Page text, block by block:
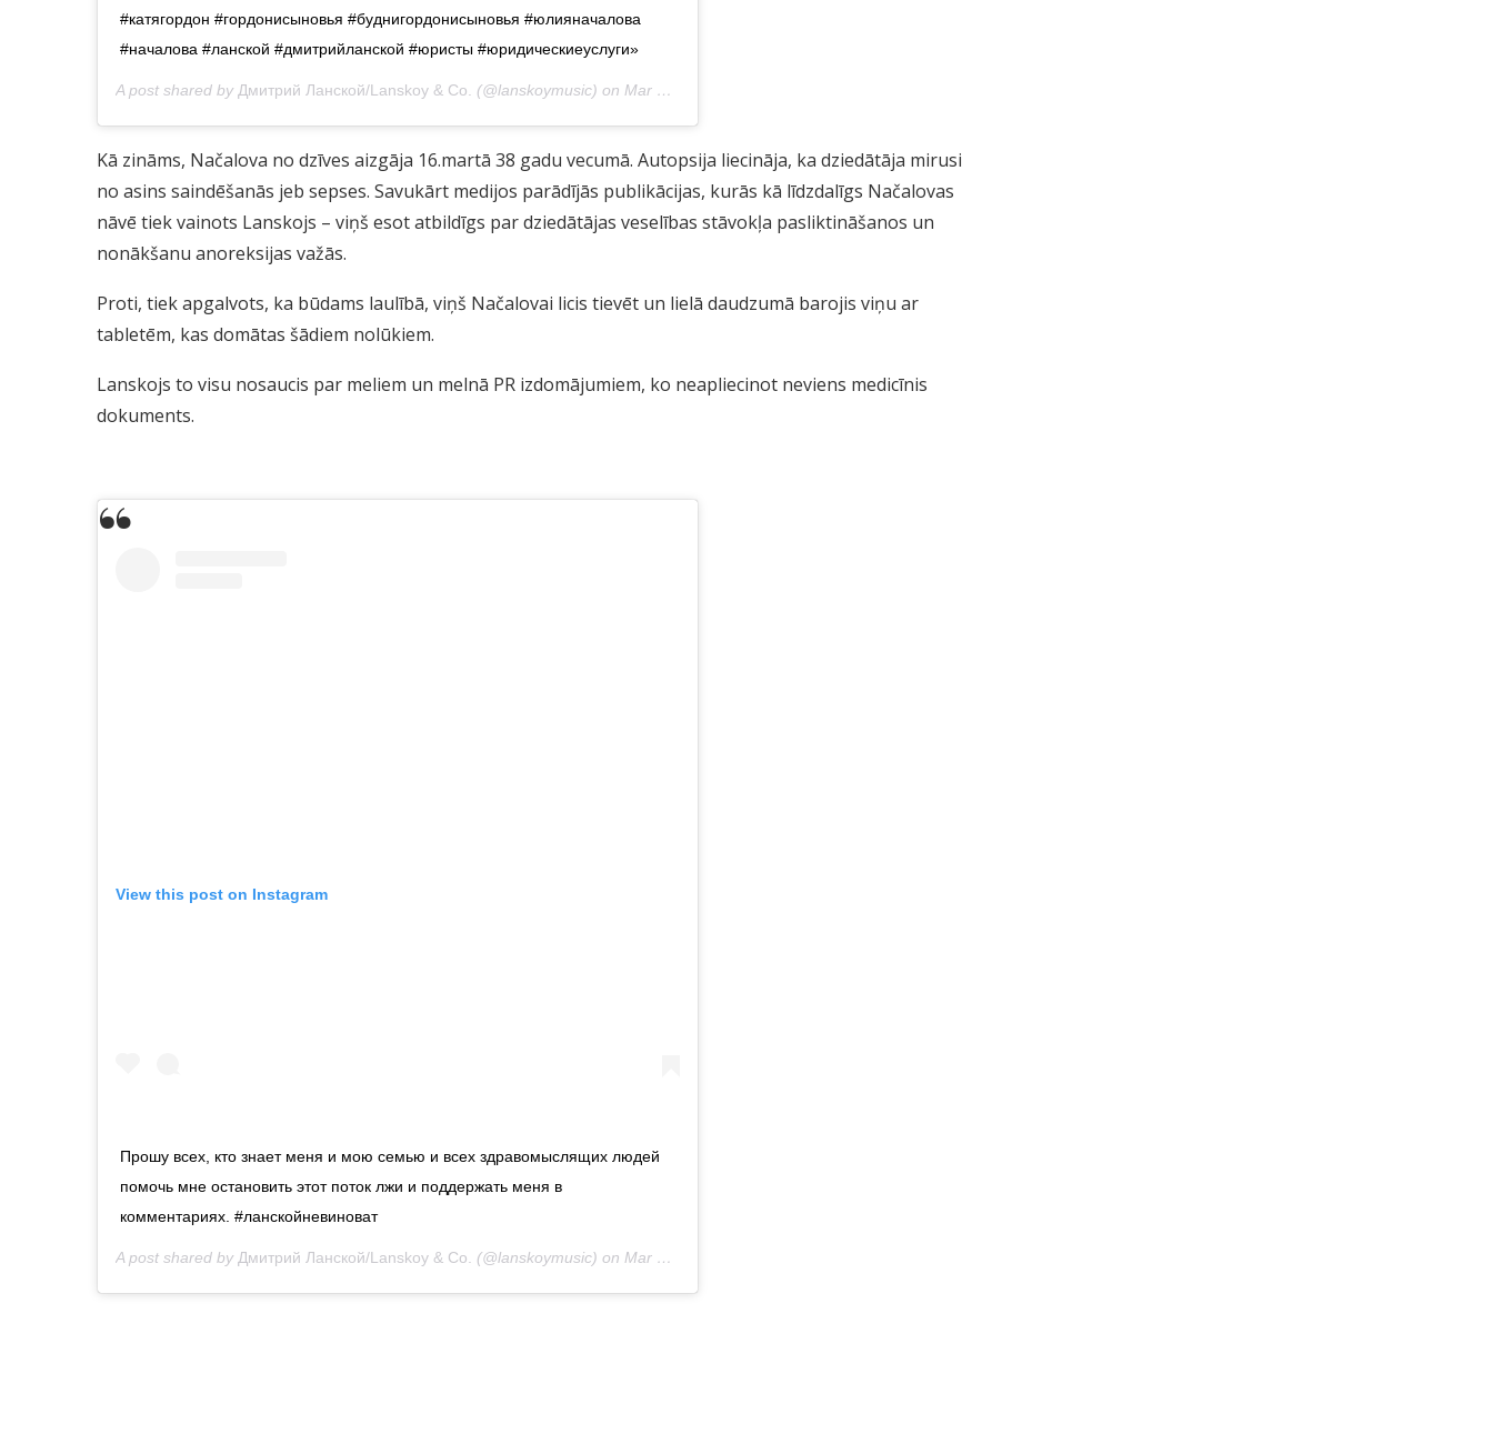
#катягордон #гордонисыновья #буднигордонисыновья #юлияначалова
#началова #ланской #дмитрийланской #юристы #юридическиеуслуги»
A post shared by Дмитрий Ланской/Lanskoy & Co. (@lanskoymusic) on Mar 29, 2019 at 2:55am PDT
Kā zināms, Načalova no dzīves aizgāja 16.martā 38 gadu vecumā. Autopsija liecināja, ka dziedātāja mirusi
no asins saindēšanās jeb sepses. Savukārt medijos parādījās publikācijas, kurās kā līdzdalīgs Načalovas
nāvē tiek vainots Lanskojs – viņš esot atbildīgs par dziedātājas veselības stāvokļa pasliktināšanos un
nonākšanu anoreksijas važās.
Proti, tiek apgalvots, ka būdams laulībā, viņš Načalovai licis tievēt un lielā daudzumā barojis viņu ar
tabletēm, kas domātas šādiem nolūkiem.
Lanskojs to visu nosaucis par meliem un melnā PR izdomājumiem, ko neapliecinot neviens medicīnis
dokuments.
View this post on Instagram
Прошу всех, кто знает меня и мою семью и всех здравомыслящих людей
помочь мне остановить этот поток лжи и поддержать меня в
комментариях. #ланскойневиноват
A post shared by Дмитрий Ланской/Lanskoy & Co. (@lanskoymusic) on Mar 27, 2019 at 4:18am PDT